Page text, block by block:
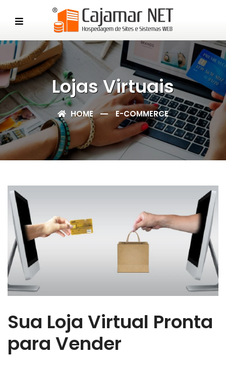
Lojas Virtuais
HOME E-COMMERCE
Sua Loja Virtual Pronta
para Vender